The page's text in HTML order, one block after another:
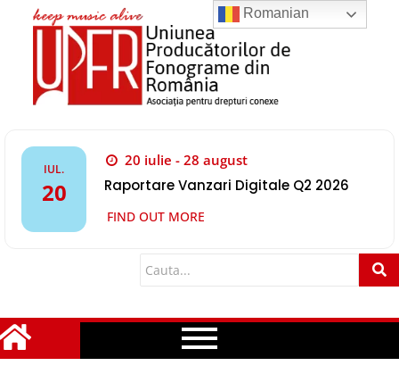
IUL.
20
20 iulie - 28 august
Raportare Vanzari Digitale Q2 2026
FIND OUT MORE
Romanian